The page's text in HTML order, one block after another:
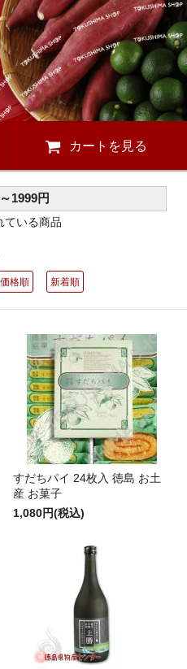
カートを見る
1999円
ている商品
価格順 新着順
すだちパイ 24枚入 徳島 お土
産 お菓子
1,080円(税込)